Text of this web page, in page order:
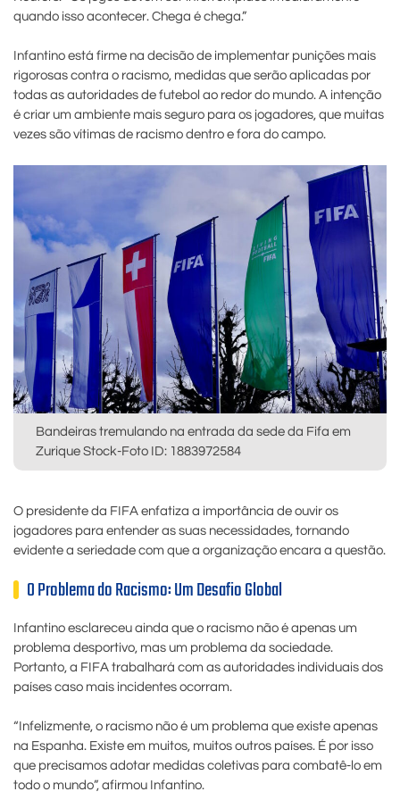
quando isso acontecer. Chega é chega.”
Infantino está firme na decisão de implementar punições mais
rigorosas contra o racismo, medidas que serão aplicadas por
todas as autoridades de futebol ao redor do mundo. A intenção
é criar um ambiente mais seguro para os jogadores, que muitas
vezes são vítimas de racismo dentro e fora do campo.
Bandeiras tremulando na entrada da sede da Fifa em
Zurique Stock-Foto ID: 1883972584
O presidente da FIFA enfatiza a importância de ouvir os
jogadores para entender as suas necessidades, tornando
evidente a seriedade com que a organização encara a questão.
O Problema do Racismo: Um Desafio Global
Infantino esclareceu ainda que o racismo não é apenas um
problema desportivo, mas um problema da sociedade.
Portanto, a FIFA trabalhará com as autoridades individuais dos
países caso mais incidentes ocorram.
“Infelizmente, o racismo não é um problema que existe apenas
na Espanha. Existe em muitos, muitos outros países. É por isso
que precisamos adotar medidas coletivas para combatê-lo em
todo o mundo”, afirmou Infantino.